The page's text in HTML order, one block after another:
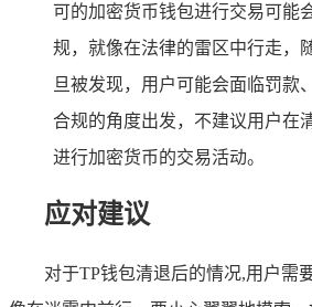
可的加密货币钱包进行交易可能
规，就像在法律的雷区中行走，
旦被发现，用户可能会面临罚款
合规的角度出发，不建议用户在
进行加密货币的交易活动。
应对建议
对于TP钱包清退后的情况,用户需